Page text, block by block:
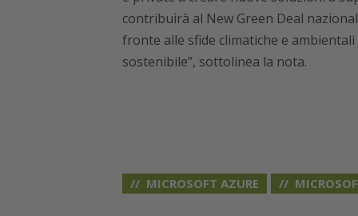
contribuirà al New Green Deal
fronte alle sfide climatiche e
sostenibile”, sottolinea la nota.
MICROSOFT AZURE